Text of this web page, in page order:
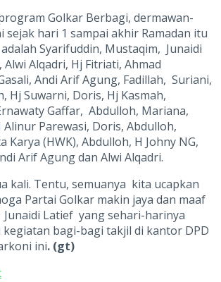
Golkar Berbagi, dermawan-
hari 1 sampai akhir Ramadan itu
Syarifuddin, Mustaqim, Junaidi
Alqadri, Hj Fitriati, Ahmad
Andi Arif Agung, Fadillah, Suriani,
Hj Suwarni, Doris, Hj Kasmah,
Gaffar, Abdulloh, Mariana,
Alinur Parewasi, Doris, Abdulloh,
Karya (HWK), Abdulloh, H Johny NG,
Arif Agung dan Alwi Alqadri.
kali. Tentu, semuanya kita ucapkan
Partai Golkar makin jaya dan maaf
Latief yang sehari-harinya
bagi-bagi takjil di kantor DPD
ini. (gt)